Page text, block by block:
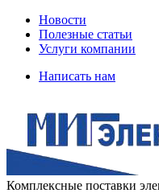
Новости
Полезные статьи
Услуги компании
Написать нам
Комплексные поставки